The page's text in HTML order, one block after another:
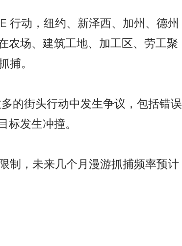
行动，纽约、新泽西、加州、德州
农场、建筑工地、加工区、劳工聚
捕。
的街头行动中发生争议，包括错误
标发生冲撞。
制，未来几个月漫游抓捕频率预计